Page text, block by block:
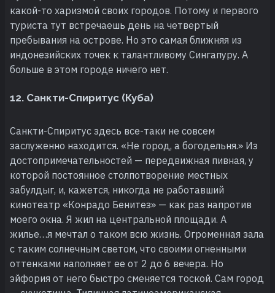
какой-то харизмой своих городов. Потому и первого
туриста тут встречаешь день на четвертый
пребывания на острове. Но это самая ближняя из
индонезийских точек к талантливому Сингапуру. А
больше в этом городе ничего нет.
12. Санкти-Спиритус (Куба)
Санкти-Спиритус здесь все-таки не совсем
заслуженно находится. «Не город, а богодельня.» Из
достопримечательностей — передвижная пивная, у
которой постоянное столпотворение местных
забулдыг, и, кажется, никогда не работавший
кинотеатр «Конрадо Бенитез» — как раз напротив
моего окна. Я жил на центральной площади. А
жилье…я мечтал о таком всю жизнь. Огроменная зала
с таким солнечным светом, что своими огненными
оттенками наполняет ее от 2 до 6 вечера. Но
эйфория от него быстро сменяется тоской. Сам город